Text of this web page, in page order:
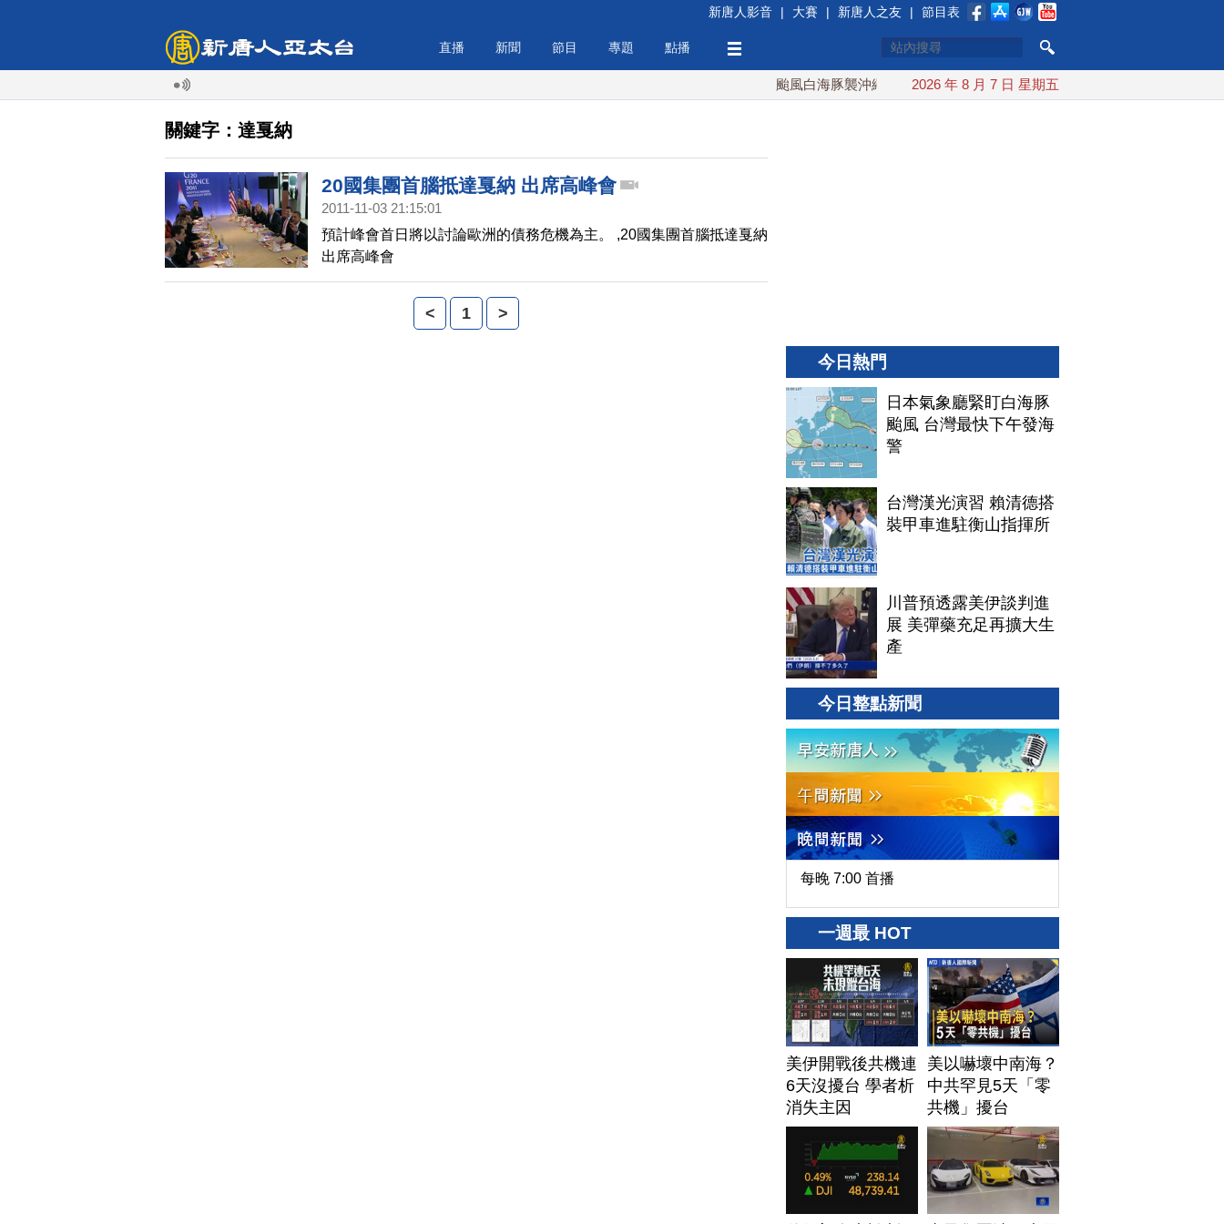
新唐人影音 | 大賽 | 新唐人之友 | 節目表
直播 新聞 節目 專題 點播
颱風白海豚襲沖繩 週末最近台灣 10日登陸浙江
2026 年 8 月 7 日 星期五
關鍵字：達戛納
20國集團首腦抵達戛納 出席高峰會
2011-11-03 21:15:01
預計峰會首日將以討論歐洲的債務危機為主。 ,20國集團首腦抵達戛納
出席高峰會
< 1 >
今日熱門
日本氣象廳緊盯白海豚
颱風 台灣最快下午發海
警
台灣漢光演習 賴清德搭
裝甲車進駐衡山指揮所
川普預透露美伊談判進
展 美彈藥充足再擴大生
產
今日整點新聞
每晚 7:00 首播
一週最 HOT
美伊開戰後共機連
6天沒擾台 學者析
消失主因
美以嚇壞中南海？
中共罕見5天「零
共機」擾台